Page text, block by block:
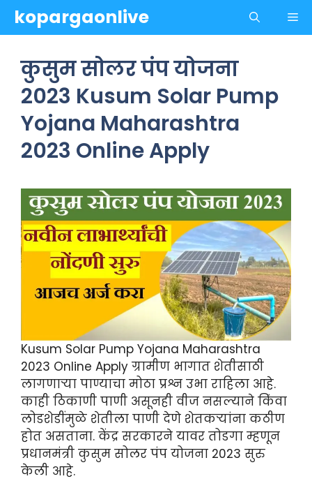
Skipkopargaonlive
कुसुम सोलर पंप योजना
2023 Kusum Solar Pump
Yojana Maharashtra
2023 Online Apply
Kusum Solar Pump Yojana Maharashtra
2023 Online Apply ग्रामीण भागात शेतीसाठी
लागणाऱ्या पाण्याचा मोठा प्रश्न उभा राहिला आहे.
काही ठिकाणी पाणी असूनही वीज नसल्याने किंवा
लोडशेडींमुळे शेतीला पाणी देणे शेतकऱ्यांना कठीण
होत असताना. केंद्र सरकारने यावर तोडगा म्हणून
प्रधानमंत्री कुसुम सोलर पंप योजना 2023 सुरु
केली आहे.